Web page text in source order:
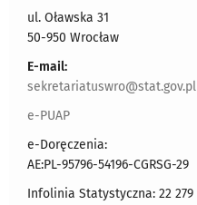
ul. Oławska 31
50-950 Wrocław
E-mail:
sekretariatuswro@stat.gov.pl
e-PUAP
e-Doręczenia:
AE:PL-95796-54196-CGRSG-29
Infolinia Statystyczna: 22 279